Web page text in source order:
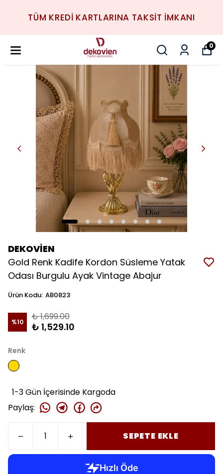
TÜM KREDİ KARTLARINA TAKSİT İMKANI
0
DEKOVİEN
Gold Renk Kadife Kordon Süsleme Yatak
Odası Burgulu Ayak Vintage Abajur
Ürün Kodu: AB0823
%10 ₺ 1,699.00
₺ 1,529.10
Renk
1-3 Gün İçerisinde Kargoda
Paylaş:
SEPETE EKLE